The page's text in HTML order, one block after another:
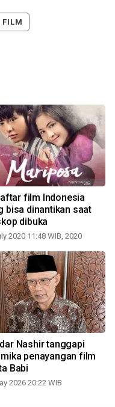
FILM
film Indonesia
bisa dinantikan saat
dibuka
2020 11:48 WIB, 2020
Nashir tanggapi
penayangan film
Babi
2026 20:22 WIB